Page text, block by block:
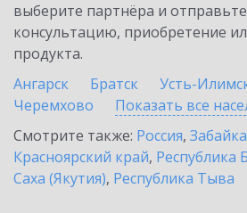
выберите партнёра и отправьте
консультацию, приобретение
продукта.
Ангарск
Братск Усть-
Черемхово
Показать все
Смотрите также: Россия,
Красноярский край, Республика
Саха (Якутия), Республика Тыва